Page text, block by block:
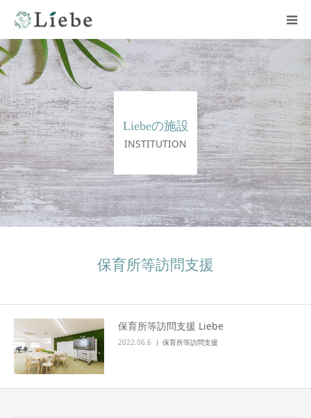
Liebeの施設
INSTITUTION
保育所等訪問支援
保育所等訪問支援 Liebe
2022.06.6 保育所等訪問支援
ホーム
施設一覧
私たちについて
ご利用について
お問い合わせ